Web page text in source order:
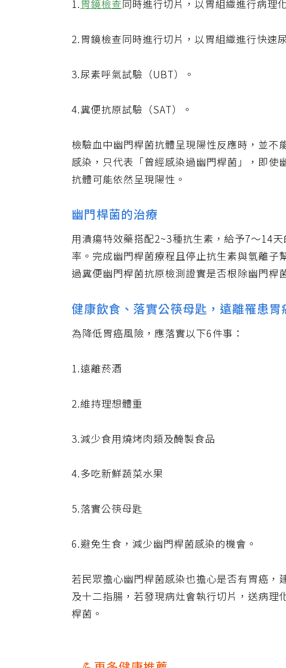
1.胃鏡檢查同時進行切片，以胃組織進行病理
2.胃鏡檢查同時進行切片，以胃組織進行快速
3.尿素呼氣試驗（UBT）。
4.糞便抗原試驗（SAT）。
檢驗血中幽門桿菌抗體呈現陽性反應時，並不
感染，只代表「曾經感染過幽門桿菌」，即使
抗體可能依然呈現陽性。
幽門桿菌的治療
用潰瘍特效藥搭配2~3種抗生素，給予7～14
率。完成幽門桿菌療程且停止抗生素與氫離子
過糞便幽門桿菌抗原檢測證實是否根除幽門桿
健康飲食、落實公筷母匙，遠離罹患胃
為降低胃癌風險，應落實以下6件事：
1.遠離菸酒
2.維持理想體重
3.減少食用燒烤肉類及醃製食品
4.多吃新鮮蔬菜水果
5.落實公筷母匙
6.避免生食，減少幽門桿菌感染的機會。
若民眾擔心幽門桿菌感染也擔心是否有胃癌，
及十二指腸，若發現病灶會執行切片，送病理
桿菌。